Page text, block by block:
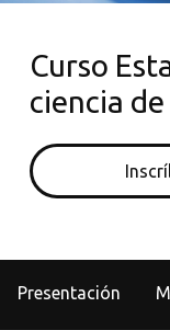
Curso
ciencia
Presentación